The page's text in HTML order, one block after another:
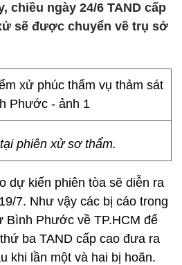
chiều ngày 24/6 TAND cấp
sẽ được chuyển về trụ sở
phiên xử sơ thẩm.
dự kiến phiên tòa sẽ diễn ra
7. Như vậy các bị cáo trong
Bình Phước về TP.HCM để
ba TAND cấp cao đưa ra
khi lần một và hai bị hoãn.